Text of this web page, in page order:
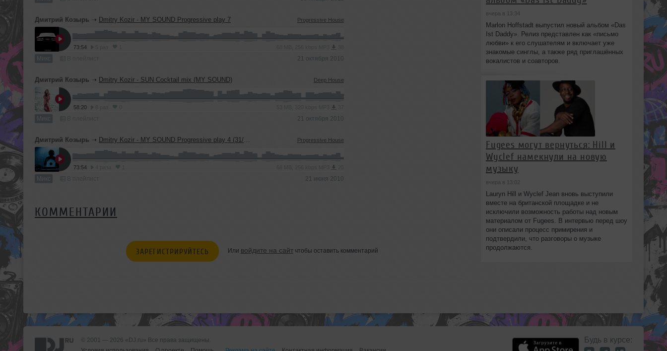
Дмитрий Козырь ➝ Dmitry Kozir - MY SOUND Progressive play 7 Progressive House
73:54
Микс 21 октября 2010
Дмитрий Козырь ➝ Dmitry Kozir - SUN Cocktail mix (MY SOUND) Deep House
58:20
Микс 21 октября 2010
Дмитрий Козырь ➝ Dmitry Kozir - MY SOUND Progressive play 4 (31/05/10) Progressive House
73:54
Микс 21 июня 2010
КОММЕНТАРИИ
ЗАРЕГИСТРИРУЙТЕСЬ Или войдите на сайтчтобы оставить комментарий
вчера в 13:34
Marlon Hoffstadt выпустил новый альбом «Das
Ist Daddy». Релиз представлен как «письмо
любви» к его слушателям и включает уже
знакомые синглы, а также ряд приглашённых
вокалистов и соавторов.
Fugees могут вернуться: Hill и
Wyclef намекнули на новую
музыку
вчера в 13:02
Lauryn Hill и Wyclef Jean вновь выступили
вместе на британской площадке и не
исключили возможность работы над новым
материалом от Fugees. В интервью перед шоу
они описали процесс примирения и
подтвердили, что разговоры о музыке
продолжаются.
© 2001 — 2026 «DJ.ru» Все права защищены.
Будь в курсе: